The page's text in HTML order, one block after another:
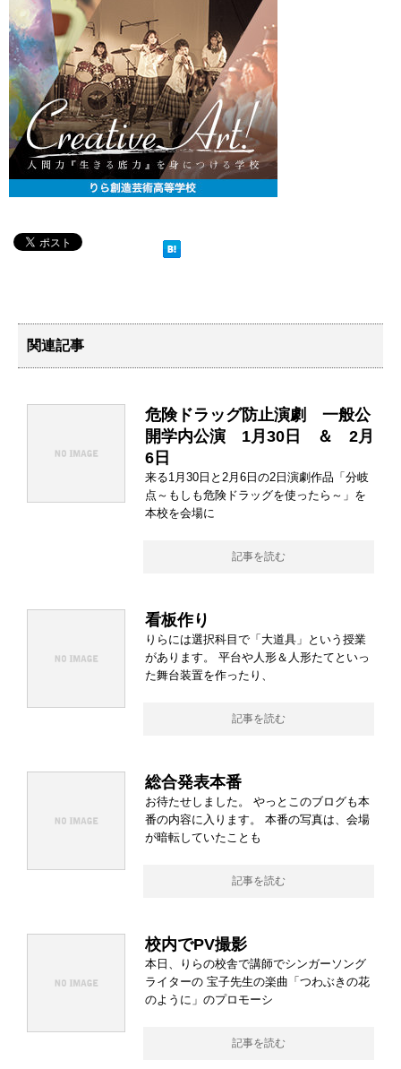
関連記事
危険ドラッグ防止演劇 一般公
開学内公演 1月30日 ＆ 2月
6日
来る1月30日と2月6日の2日演劇作品「分岐
点～もしも危険ドラッグを使ったら～」を
本校を会場に
記事を読む
看板作り
りらには選択科目で「大道具」という授業
があります。 平台や人形＆人形たてといっ
た舞台装置を作ったり、
記事を読む
総合発表本番
お待たせしました。 やっとこのブログも本
番の内容に入ります。 本番の写真は、会場
が暗転していたことも
記事を読む
校内でPV撮影
本日、りらの校舎で講師でシンガーソング
ライターの 宝子先生の楽曲「つわぶきの花
のように」のプロモーシ
記事を読む